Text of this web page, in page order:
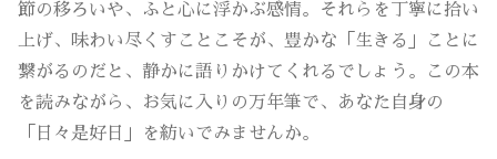
節の移ろいや、ふと心に浮かぶ感情。それらを丁寧に拾い
上げ、味わい尽くすことこそが、豊かな「生きる」ことに
繋がるのだと、静かに語りかけてくれるでしょう。この本
を読みながら、お気に入りの万年筆で、あなた自身の
「日々是好日」を紡いでみませんか。